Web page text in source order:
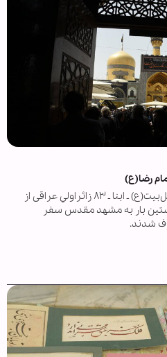
رضا(ع)
به گزارش خبرگزاری بین‌المللی اهل‌بیت(ع) ـ ابنا ـ ۸۳ زائراولیِ عراقی از
بار به مشهد مقدس سفر
شدند.